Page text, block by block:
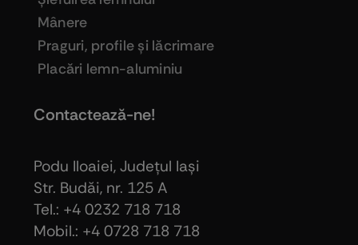
Mânere
Praguri, profile şi lăcrimare
Placări lemn-aluminiu
Contactează-ne!
Podu Iloaiei, Judeţul Iaşi
Str. Budăi, nr. 125 A
Tel.: +4 0232 718 718
Mobil.: +4 0728 718 718